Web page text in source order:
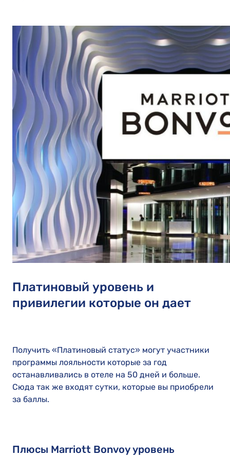
Платиновый уровень и
привилегии которые он дает
Получить «Платиновый статус» могут участники
программы лояльности которые за год
останавливались в отеле на 50 дней и больше.
Сюда так же входят сутки, которые вы приобрели
за баллы.
Плюсы Marriott Bonvoy уровень